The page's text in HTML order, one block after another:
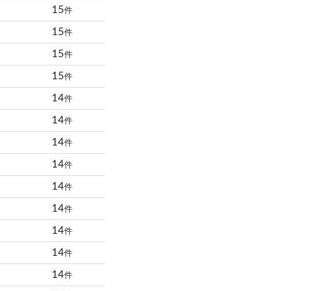
15件
15件
15件
15件
14件
14件
14件
14件
14件
14件
14件
14件
14件